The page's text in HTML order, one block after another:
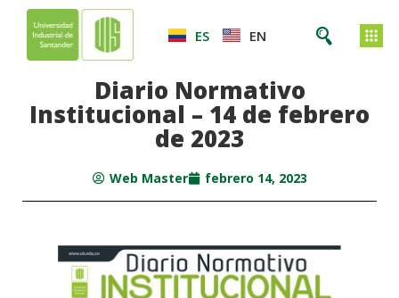
ES EN
Diario Normativo
Institucional – 14 de febrero
de 2023
Web Master febrero 14, 2023